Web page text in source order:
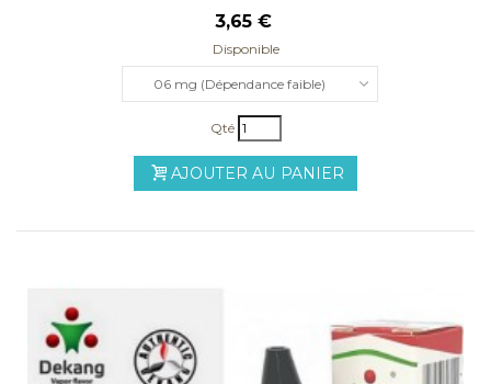
3,65 €
Disponible
06 mg (Dépendance faible)
Qté
AJOUTER AU PANIER